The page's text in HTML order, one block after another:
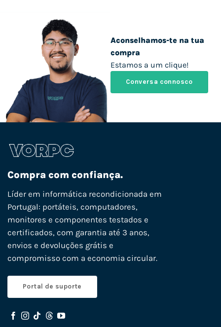
Aconselhamos-te na tua
compra
Estamos a um clique!
Conversa connosco
Compra com confiança.
Líder em informática recondicionada em
Portugal: portáteis, computadores,
monitores e componentes testados e
certificados, com garantia até 3 anos,
envios e devoluções grátis e
compromisso com a economia circular.
Portal de suporte